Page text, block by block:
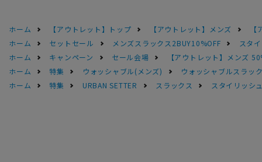
ホーム 【アウトレット】トップ 【アウトレット】メンズ
ホーム
セットセール メンズスラックス2BUY10%OFF
スタ
ホーム
キャンペーン セール会場
【アウトレット】メンズ
ホーム
特集 ウォッシャブル(メンズ)
ウォッシャブルスラッ
ホーム
特集 URBAN SETTER スラックス スタイリッシ